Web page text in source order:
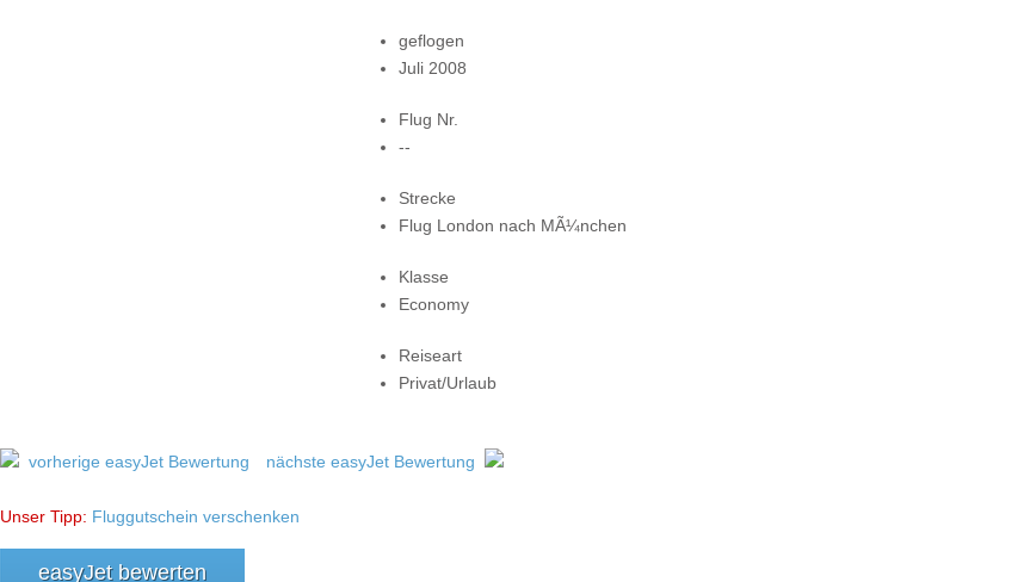
geflogen
Juli 2008
Flug Nr.
--
Strecke
Flug London nach MÃ¼nchen
Klasse
Economy
Reiseart
Privat/Urlaub
vorherige easyJet Bewertung nächste easyJet Bewertung
Unser Tipp: Fluggutschein verschenken
easyJet bewerten